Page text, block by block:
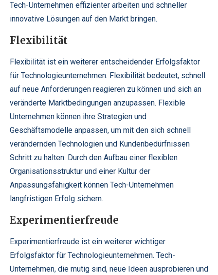
Tech-Unternehmen effizienter arbeiten und schneller
innovative Lösungen auf den Markt bringen.
Flexibilität
Flexibilität ist ein weiterer entscheidender Erfolgsfaktor
für Technologieunternehmen. Flexibilität bedeutet, schnell
auf neue Anforderungen reagieren zu können und sich an
veränderte Marktbedingungen anzupassen. Flexible
Unternehmen können ihre Strategien und
Geschäftsmodelle anpassen, um mit den sich schnell
verändernden Technologien und Kundenbedürfnissen
Schritt zu halten. Durch den Aufbau einer flexiblen
Organisationsstruktur und einer Kultur der
Anpassungsfähigkeit können Tech-Unternehmen
langfristigen Erfolg sichern.
Experimentierfreude
Experimentierfreude ist ein weiterer wichtiger
Erfolgsfaktor für Technologieunternehmen. Tech-
Unternehmen, die mutig sind, neue Ideen ausprobieren und